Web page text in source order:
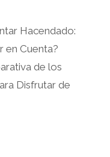
Hacendado:
en Cuenta?
de los
Disfrutar de